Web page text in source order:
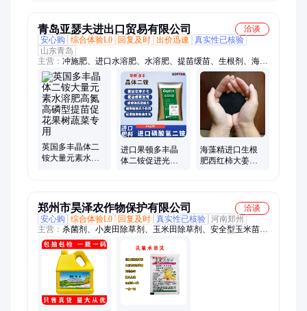
青岛亚瑟夫进出口贸易有限公司
洽谈
安心购
综合体验L0 回复及时 出价迅速
真实性已核验
山东青岛
主营： 冲施肥、进口水溶肥、水溶肥、提苗缓苗、生根剂、海藻
肥、海藻精、高钾肥、果树专用肥、进口叶面肥、螯合钙、发酵
剂、甲壳素、特种肥、em复合菌、果树辣椒、鱼蛋白生根肥、微
生物菌剂、膨果增甜上色、蔬菜专用肥、糖醇钙、大量元素水溶
肥、土壤调理剂、磷酸二氢钾、亚磷酸钾
英国多丰晶体二
铵大量元素水溶
进口果顿多丰晶
体二铵促进光合
海藻精进口生根
肥西红柿大姜专
郑州市昊泽农作物保护有限公司
洽谈
安心购
综合体验L0 回复及时 真实性已核验 河南郑州
主营： 杀菌剂、小麦田除草剂、玉米田除草剂、安全型玉米苗后
除草剂、封闭田除草剂、调节剂、杀虫剂、肥料、水溶肥、地下
害虫颗粒剂、拌种剂、杀螨剂